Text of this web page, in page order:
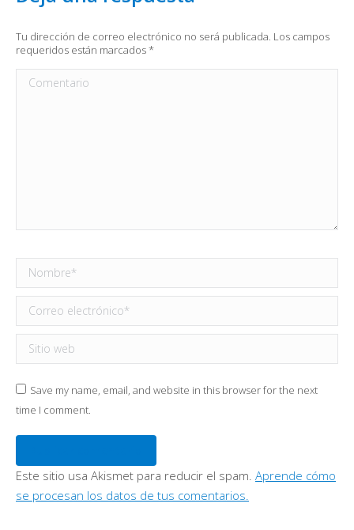
Tu dirección de correo electrónico no será publicada. Los campos
requeridos están marcados*
Comentario
Nombre *
Correo electrónico *
Sitio web
Save my name, email, and website in this browser for the next
time I comment.
Este sitio usa Akismet para reducir el spam. Aprende cómo
se procesan los datos de tus comentarios.